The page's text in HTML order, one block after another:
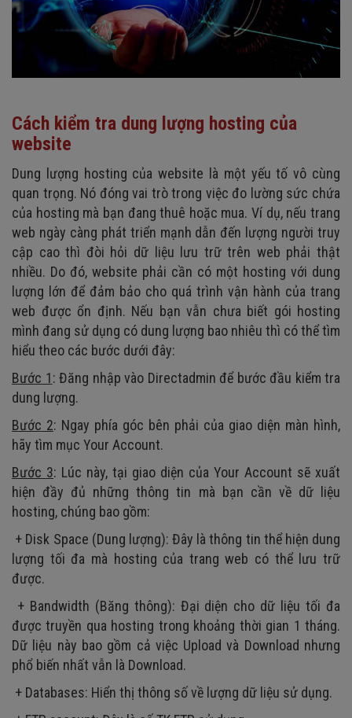
Cách kiểm tra dung lượng hosting của
website
Dung lượng hosting của website là một yếu tố vô cùng
quan trọng. Nó đóng vai trò trong việc đo lường sức chứa
của hosting mà bạn đang thuê hoặc mua. Ví dụ, nếu trang
web ngày càng phát triển mạnh dẫn đến lượng người truy
cập cao thì đòi hỏi dữ liệu lưu trữ trên web phải thật
nhiều. Do đó, website phải cần có một hosting với dung
lượng lớn để đảm bảo cho quá trình vận hành của trang
web được ổn định. Nếu bạn vẫn chưa biết gói hosting
mình đang sử dụng có dung lượng bao nhiêu thì có thể tìm
hiểu theo các bước dưới đây:
Bước 1: Đăng nhập vào Directadmin để bước đầu kiểm tra
dung lượng.
Bước 2: Ngay phía góc bên phải của giao diện màn hình,
hãy tìm mục Your Account.
Bước 3: Lúc này, tại giao diện của Your Account sẽ xuất
hiện đầy đủ những thông tin mà bạn cần về dữ liệu
hosting, chúng bao gồm:
+ Disk Space (Dung lượng): Đây là thông tin thể hiện dung
lượng tối đa mà hosting của trang web có thể lưu trữ
được.
+ Bandwidth (Băng thông): Đại diện cho dữ liệu tối đa
được truyền qua hosting trong khoảng thời gian 1 tháng.
Dữ liệu này bao gồm cả việc Upload và Download nhưng
phổ biến nhất vẫn là Download.
+ Databases: Hiển thị thông số về lượng dữ liệu sử dụng.